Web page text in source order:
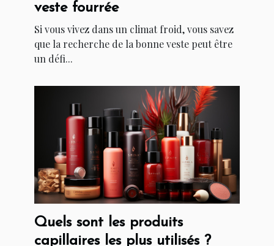
veste fourrée
Si vous vivez dans un climat froid, vous savez
que la recherche de la bonne veste peut être
un défi...
Quels sont les produits
capillaires les plus utilisés ?